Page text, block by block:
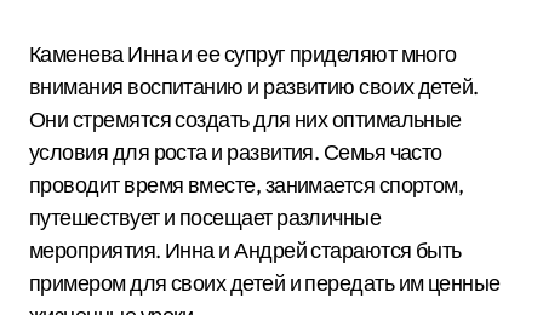
Каменева Инна и ее супруг приделяют много
внимания воспитанию и развитию своих детей.
Они стремятся создать для них оптимальные
условия для роста и развития. Семья часто
проводит время вместе, занимается спортом,
путешествует и посещает различные
мероприятия. Инна и Андрей стараются быть
примером для своих детей и передать им ценные